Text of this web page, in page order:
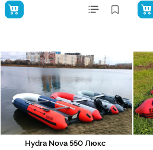
Hydra Nova 550 Люкс